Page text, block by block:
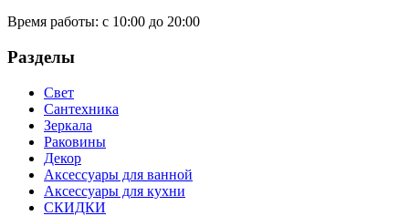
Время работы: с 10:00 до 20:00
Разделы
Свет
Сантехника
Зеркала
Раковины
Декор
Аксессуары для ванной
Аксессуары для кухни
СКИДКИ